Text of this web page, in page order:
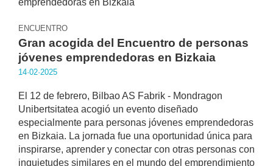
ENCUENTRO
Gran acogida del Encuentro de personas
jóvenes emprendedoras en Bizkaia
14·02·2025
El 12 de febrero, Bilbao AS Fabrik - Mondragon
Unibertsitatea acogió un evento diseñado
especialmente para personas jóvenes emprendedoras
en Bizkaia. La jornada fue una oportunidad única para
inspirarse, aprender y conectar con otras personas con
inquietudes similares en el mundo del emprendimiento